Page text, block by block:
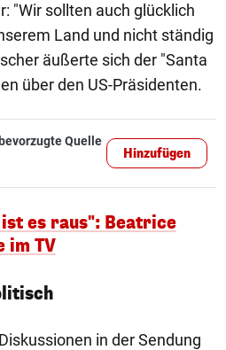
"Wir sollten auch glücklich
Land und nicht ständig
äußerte sich der "Santa
über den US-Präsidenten.
bevorzugte Quelle
Hinzufügen
es raus": Beatrice
im TV
in der Sendung